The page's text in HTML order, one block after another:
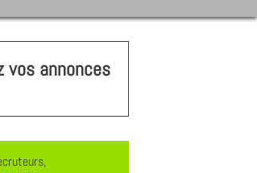
vos annonces